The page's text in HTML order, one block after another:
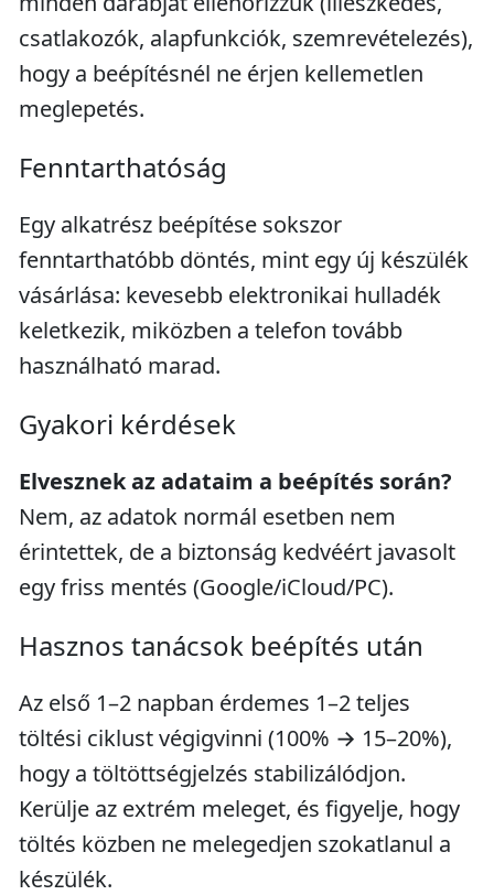
csatlakozók, alapfunkciók, szemrevételezés),
hogy a beépítésnél ne érjen kellemetlen
meglepetés.
Fenntarthatóság
Egy alkatrész beépítése sokszor
fenntarthatóbb döntés, mint egy új készülék
vásárlása: kevesebb elektronikai hulladék
keletkezik, miközben a telefon tovább
használható marad.
Gyakori kérdések
Elvesznek az adataim a beépítés során?
Nem, az adatok normál esetben nem
érintettek, de a biztonság kedvéért javasolt
egy friss mentés (Google/iCloud/PC).
Hasznos tanácsok beépítés után
Az első 1–2 napban érdemes 1–2 teljes
töltési ciklust végigvinni (100% → 15–20%),
hogy a töltöttségjelzés stabilizálódjon.
Kerülje az extrém meleget, és figyelje, hogy
töltés közben ne melegedjen szokatlanul a
készülék.